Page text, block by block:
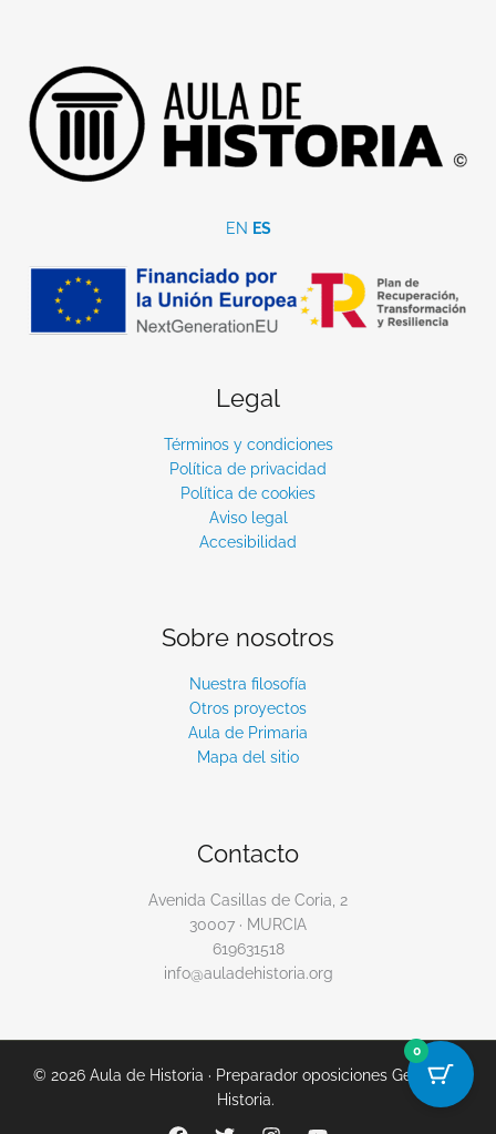
EN ES
Legal
Términos y condiciones
Política de privacidad
Política de cookies
Aviso legal
Accesibilidad
Sobre nosotros
Nuestra filosofía
Otros proyectos
Aula de Primaria
Mapa del sitio
Contacto
Avenida Casillas de Coria, 2
30007 · MURCIA
619631518
info@auladehistoria.org
© 2026 Aula de Historia · Preparador oposiciones Geografía
Historia.
0